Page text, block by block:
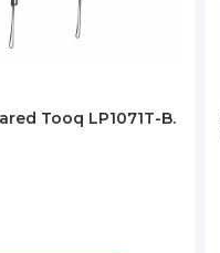
Tooq LP1071T-B.